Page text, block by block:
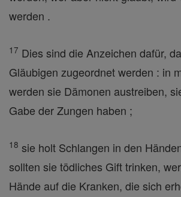
werden .
17 Dies sind die Anzeichen dafür,
Gläubigen zugeordnet werden : in
werden sie Dämonen austreiben,
Gabe der Zungen haben ;
18 sie holt Schlangen in den
sollten sie tödliches Gift trinken,
Hände auf die Kranken, die sich